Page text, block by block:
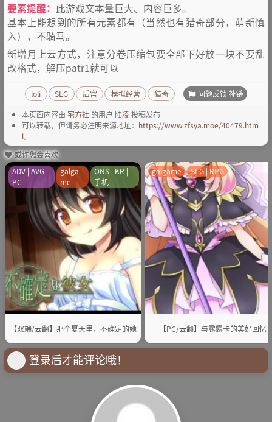
要素提醒： 此游戏文本量巨大、内容巨多。
基本上能想到的所有元素都有（当然也有猎奇部分，萌新慎
入），不骑马。
新增月上云方式，注意分卷压缩包要全部下好放一块不要乱
改格式，解压patr1就可以
loli SLG 后宫 模拟经营 猎奇 问题反馈|补链
本页面内容由 宅方社 的用户 陆凌投稿发布
可以转载，但请务必注明来源地址： https://www.zfsya.moe/40479.htm
l。
或许您会喜欢
【双端/云翻】那个夏天里，不确定的她
ADV | AVG |
PC
galga
me
ONS | KR |
手机
【PC/云翻】与露露卡的美好回忆
galgame SLG | RPG
登录后才能评论哦！